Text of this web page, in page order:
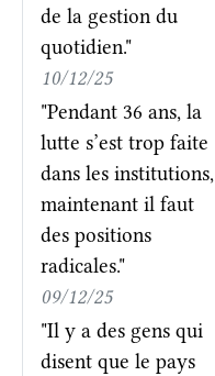
de la gestion du
quotidien."
10/12/25
"Pendant 36 ans, la
lutte s’est trop faite
dans les institutions,
maintenant il faut
des positions
radicales."
09/12/25
"Il y a des gens qui
disent que le pays